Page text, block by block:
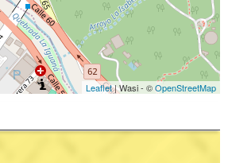
Leaflet| Wasi - ©OpenStreetMap